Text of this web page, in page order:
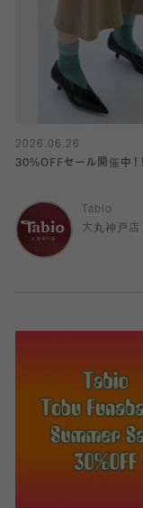
2026.06.26
30%OFFセール開催中！！
Tabio
大丸神戸店